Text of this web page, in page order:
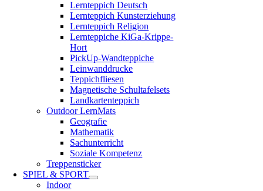
Lernteppich Deutsch
Lernteppich Kunsterziehung
Lernteppich Religion
Lernteppiche KiGa-Krippe-
Hort
PickUp-Wandteppiche
Leinwanddrucke
Teppichfliesen
Magnetische Schultafelsets
Landkartenteppich
Outdoor LernMats
Geografie
Mathematik
Sachunterricht
Soziale Kompetenz
Treppensticker
SPIEL & SPORT
Indoor